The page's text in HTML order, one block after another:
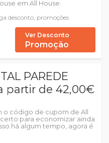
em All House.
desconto, promoções
Ver Desconto
Promoção
PAREDE
partir de 42,00€
o código de cupom de All
para economizar ainda
há algum tempo, agora é